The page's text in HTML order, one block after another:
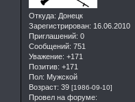
Откуда: Донецк
Зарегистрирован: 16.06.2010
Приглашений: 0
Сообщений: 751
Уважение: +171
Позитив: +171
Пол: Мужской
Возраст: 39 [1986-09-10]
Провел на форуме: